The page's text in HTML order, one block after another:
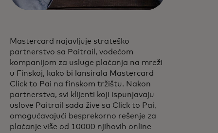
Mastercard najavljuje strateško
partnerstvo sa Paitrail, vodećom
kompanijom za usluge plaćanja na mreži
u Finskoj, kako bi lansirala Mastercard
Click to Pai na finskom tržištu. Nakon
partnerstva, svi klijenti koji ispunjavaju
uslove Paitrail sada žive sa Click to Pai,
omogućavajući besprekorno rešenje za
plaćanje više od 10000 njihovih online